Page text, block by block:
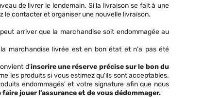
de livrer le lendemain. Si la livraison se fait à une
le contacter et organiser une nouvelle livraison.
arriver que la marchandise soit endommagée au
marchandise livrée est en bon état et n'a pas été
d'inscrire une réserve précise sur le bon du
les produits si vous estimez qu'ils sont acceptables.
endommagés' et votre signature afin que nous
jouer l'assurance et de vous dédommager.